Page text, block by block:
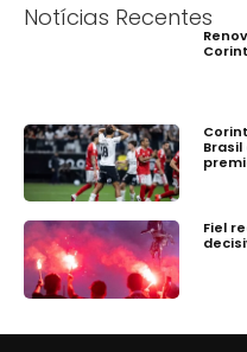
Notícias Recentes
Fiel